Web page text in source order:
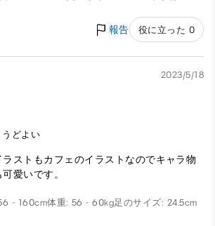
報告 役に立った 0
2023/5/18
どよい
ストもカフェのイラストなのでキャラ物
愛いです。
- 160cm体重: 56 - 60kg足のサイズ: 24.5cm